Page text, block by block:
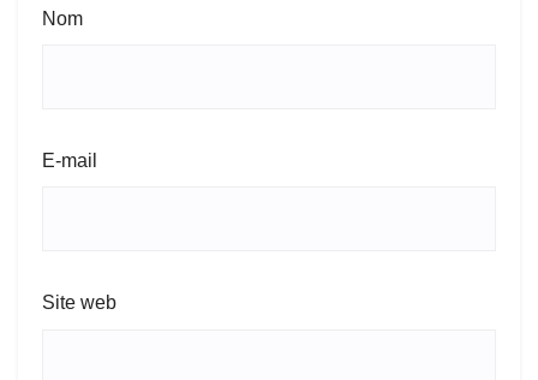
Nom
E-mail
Site web